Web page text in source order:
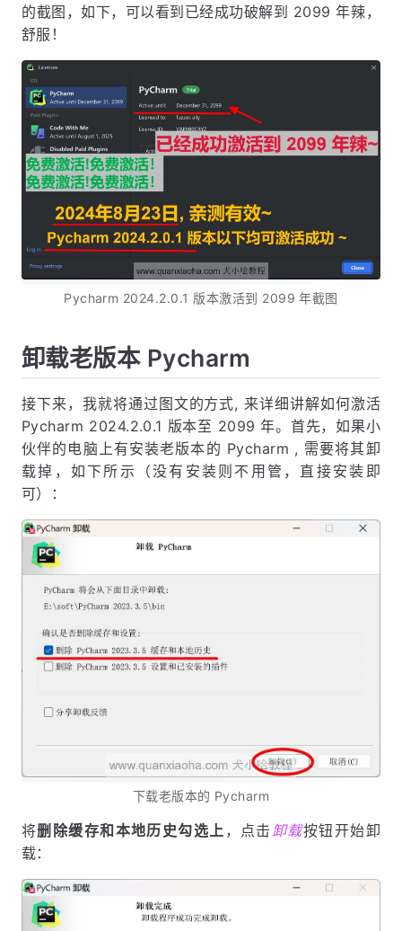
的截图，如下，可以看到已经成功破解到 2099 年辣，
舒服！
Pycharm 2024.2.0.1 版本激活到 2099 年截图
卸载老版本 Pycharm
接下来，我就将通过图文的方式, 来详细讲解如何激活
Pycharm 2024.2.0.1 版本至 2099 年。首先，如果小
伙伴的电脑上有安装老版本的 Pycharm , 需要将其卸
载掉，如下所示（没有安装则不用管，直接安装即
可）：
下载老版本的 Pycharm
将删除缓存和本地历史勾选上 ，点击卸载按钮开始卸
载：